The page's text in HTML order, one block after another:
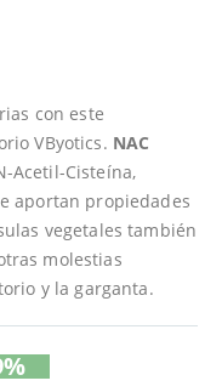
con este
VByotics. NAC
Acetil-Cisteína,
aportan propiedades
vegetales también
molestias
y la garganta.